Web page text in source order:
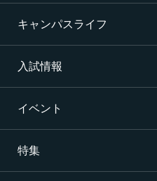
施設・設備
航空整備科
エアライン（ANA・JAL）
二等航空整備士コース［
資格サポート・めざす資格
就職サポート・内定先
就職活動
キャンパスライフ
学校生活
寮生活
入試情報
入試要項・出願・会場
学費・奨学金・教育ローン
イベント
イベント一覧
特集